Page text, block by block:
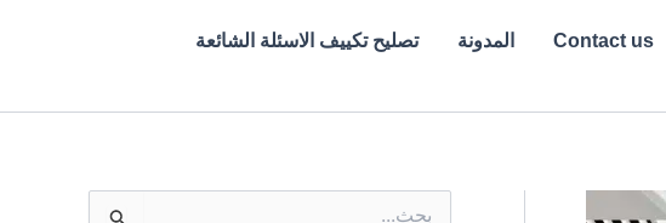
Contact us المدونة
تصليح تكييف الاسئلة الشائعة